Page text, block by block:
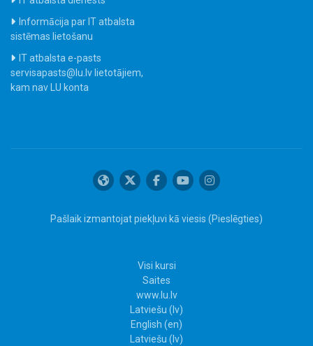
Informācija par IT atbalsta
sistēmas lietošanu
IT atbalsta e-pasts
servisapasts@lu.lv lietotājiem,
kam nav LU konta
Pašlaik izmantojat piekļuvi kā viesis (Pieslēgties)
Visi kursi
Saites
www.lu.lv
Latviešu ‎(lv)‎
English ‎(en)‎
Latviešu ‎(lv)‎